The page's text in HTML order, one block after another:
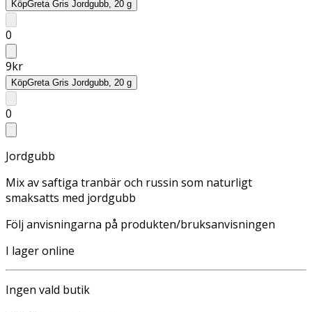
KöpGreta Gris Jordgubb, 20 g
0
9kr
KöpGreta Gris Jordgubb, 20 g
0
Jordgubb
Mix av saftiga tranbär och russin som naturligt
smaksatts med jordgubb
Följ anvisningarna på produkten/bruksanvisningen
I lager online
Ingen vald butik